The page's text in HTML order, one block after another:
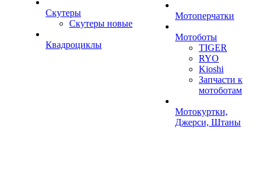
Скутеры
Скутеры новые
Квадроциклы
Мотоперчатки
Мотоботы
TIGER
RYO
Kioshi
Запчасти к
мотоботам
Мотокуртки,
Джерси, Штаны